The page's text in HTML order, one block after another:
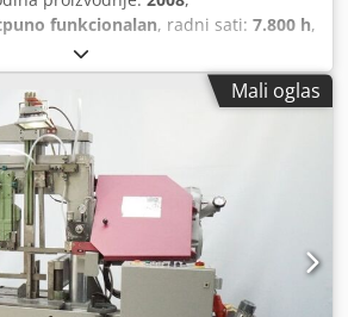
funkcionalan, radni sati: 7.800 h,
metalna tračna pila, potpuno
podešavanja ugla reza.
Tip: HBP 263 AG Godina proizvodnje:
spremna za demonstraciju,
Broj radnih sati (uključeno): Broj
sati Csdpfjzmh Rbjx Aikoha Broj
7.785 - Dokumentacija - Sistem
količinom ulja Dostupnost:
pravo na prethodnu prodaju.
Mali oglas